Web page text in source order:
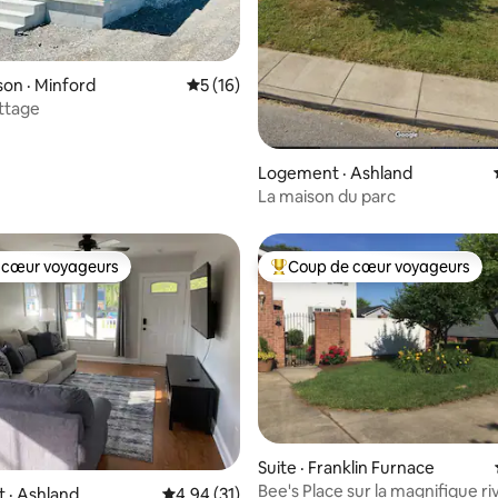
· Minford Note moyenne de 5 sur 5, 16
5 (16)
Logement · Ashland
La maison du parc
voyageurs
voyageurs Coup de cœur voyageurs
Coup de cœur voyageurs
Suite · Franklin Furnace
Bee's Place sur la magnifique